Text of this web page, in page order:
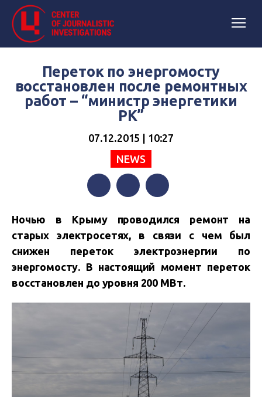
Переток по энергомосту
восстановлен после ремонтных
работ – “министр энергетики
РК”
07.12.2015 | 10:27
NEWS
Ночью в Крыму проводился ремонт на
старых электросетях, в связи с чем был
снижен переток электроэнергии по
энергомосту. В настоящий момент переток
восстановлен до уровня 200 МВт.